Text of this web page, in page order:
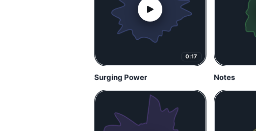
0:17
Surging Power Notes